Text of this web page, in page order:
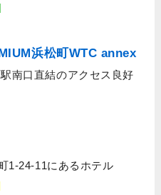
浜松町WTC annex
南口直結のアクセス良好
1-24-11にあるホテル